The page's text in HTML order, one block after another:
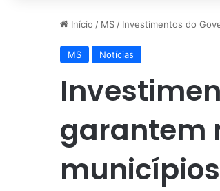
Início / MS/ Investimentos do
MS Notícias
garantem